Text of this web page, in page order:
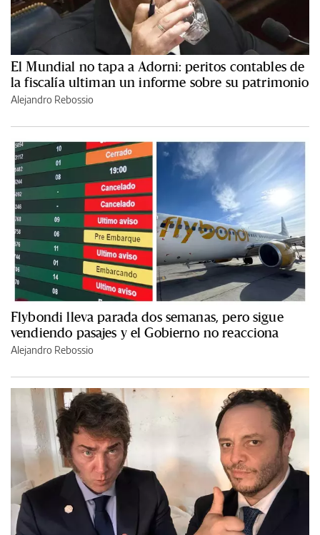
El Mundial no tapa a Adorni: peritos contables de
la fiscalía ultiman un informe sobre su patrimonio
Alejandro Rebossio
Flybondi lleva parada dos semanas, pero sigue
vendiendo pasajes y el Gobierno no reacciona
Alejandro Rebossio